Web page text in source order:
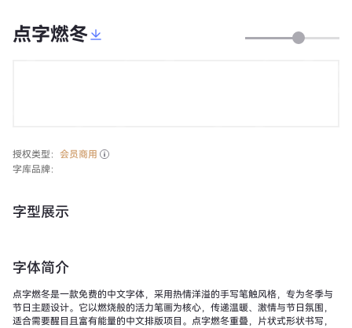
点字燃冬
授权类型： 会员商用
字库品牌：
字型展示
字体简介
点字燃冬是一款免费的中文字体，采用热情洋溢的手写笔触风格，专为冬季与
节日主题设计。它以燃烧般的活力笔画为核心，传递温暖、激情与节日氛围，
适合需要醒目且富有能量的中文排版项目。点字燃冬重叠，片状式形状书写，